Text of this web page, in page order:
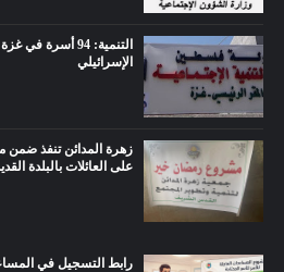
التنمية: 94
الإسرائيلي
زهرة المدائن تنفذ ضمن
على العائلات بالبلدة
رابط التسجيل في المساعدة